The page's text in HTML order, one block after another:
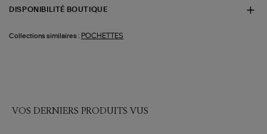
DISPONIBILITÉ BOUTIQUE
Collections similaires : POCHETTES
VOS DERNIERS PRODUITS VUS